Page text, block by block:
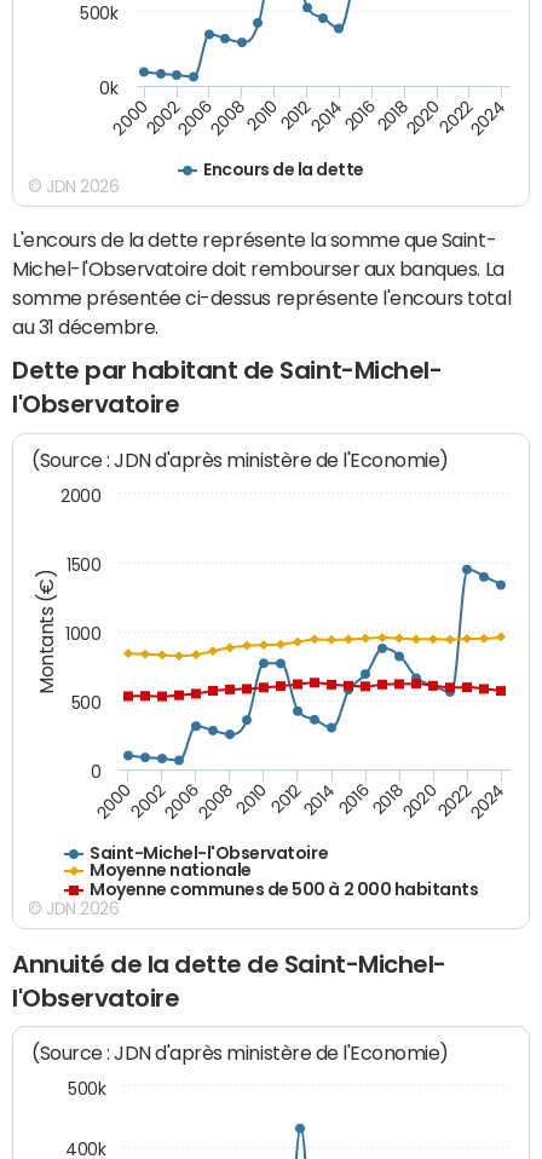
Encours de la dette
200020022006200820102012201420162018202020222024
0k
500k
© JDN 2026
L'encours de la dette représente la somme que Saint-
Michel-l'Observatoire doit rembourser aux banques. La
somme présentée ci-dessus représente l'encours total
au 31 décembre.
Dette par habitant de Saint-Michel-
l'Observatoire
Montants (€)
(Source : JDN d'après ministère de l'Economie)
Saint-Michel-l'Observatoire
Moyenne nationale
Moyenne communes de 500 à 2 000 habitants
200020022006200820102012201420162018202020222024
0
500
1000
1500
2000
© JDN 2026
Annuité de la dette de Saint-Michel-
l'Observatoire
(Source : JDN d'après ministère de l'Economie)
400k
500k